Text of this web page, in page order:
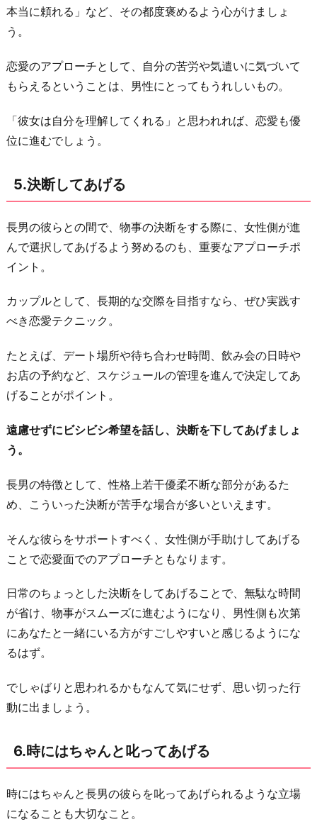
本当に頼れる」など、その都度褒めるよう心がけましょ
う。
恋愛のアプローチとして、自分の苦労や気遣いに気づいて
もらえるということは、男性にとってもうれしいもの。
「彼女は自分を理解してくれる」と思われれば、恋愛も優
位に進むでしょう。
5.決断してあげる
長男の彼らとの間で、物事の決断をする際に、女性側が進
んで選択してあげるよう努めるのも、重要なアプローチポ
イント。
カップルとして、長期的な交際を目指すなら、ぜひ実践す
べき恋愛テクニック。
たとえば、デート場所や待ち合わせ時間、飲み会の日時や
お店の予約など、スケジュールの管理を進んで決定してあ
げることがポイント。
遠慮せずにビシビシ希望を話し、決断を下してあげましょ
う。
長男の特徴として、性格上若干優柔不断な部分があるた
め、こういった決断が苦手な場合が多いといえます。
そんな彼らをサポートすべく、女性側が手助けしてあげる
ことで恋愛面でのアプローチともなります。
日常のちょっとした決断をしてあげることで、無駄な時間
が省け、物事がスムーズに進むようになり、男性側も次第
にあなたと一緒にいる方がすごしやすいと感じるようにな
るはず。
でしゃばりと思われるかもなんて気にせず、思い切った行
動に出ましょう。
6.時にはちゃんと叱ってあげる
時にはちゃんと長男の彼らを叱ってあげられるような立場
になることも大切なこと。